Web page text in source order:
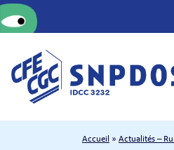
Accueil » Actualités –